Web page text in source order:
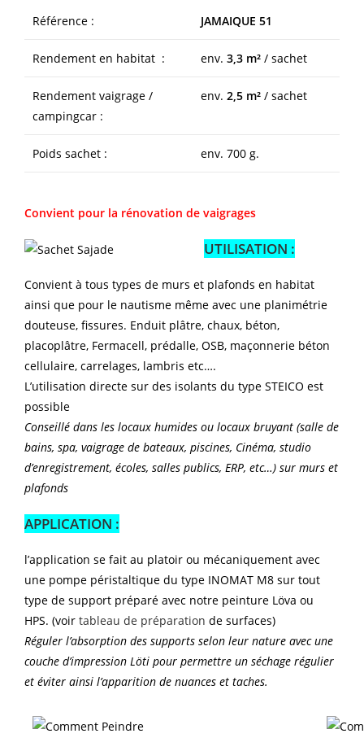
Référence : JAMAIQUE 51
Rendement en habitat : env. 3,3 m² / sachet
Rendement vaigrage /
campingcar :
env. 2,5 m² / sachet
Poids sachet : env. 700 g.
Convient pour la rénovation de vaigrages
UTILISATION :
Convient à tous types de murs et plafonds en habitat
ainsi que pour le nautisme même avec une planimétrie
douteuse, fissures. Enduit plâtre, chaux, béton,
placoplâtre, Fermacell, prédalle, OSB, maçonnerie béton
cellulaire, carrelages, lambris etc….
L’utilisation directe sur des isolants du type STEICO est
possible
Conseillé dans les locaux humides ou locaux bruyant (salle de
bains, spa, vaigrage de bateaux, piscines, Cinéma, studio
d’enregistrement, écoles, salles publics, ERP, etc…) sur murs et
plafonds
APPLICATION :
l’application se fait au platoir ou mécaniquement avec
une pompe péristaltique du type INOMAT M8 sur tout
type de support préparé avec notre peinture Löva ou
HPS. (voir tableau de préparation de surfaces)
Réguler l’absorption des supports selon leur nature avec une
couche d’impression Löti pour permettre un séchage régulier
et éviter ainsi l’apparition de nuances et taches.